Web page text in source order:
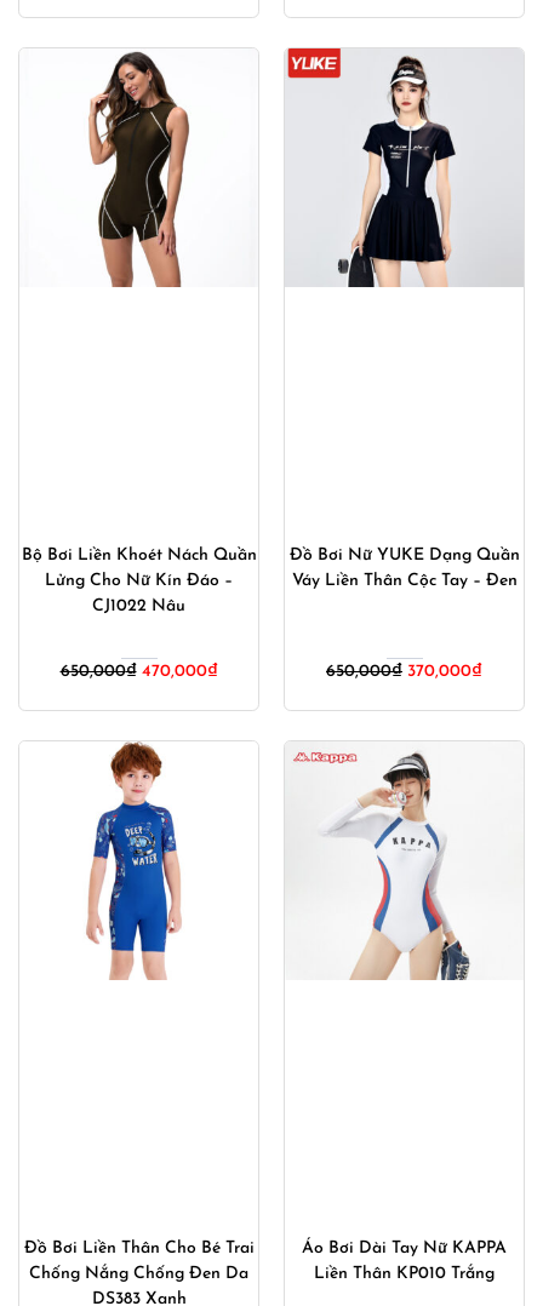
790,000₫.là:
550,000₫.
650,000₫.
Bộ Bơi Liền Khoét Nách Quần
Lửng Cho Nữ Kín Đáo –
CJ1022 Nâu
650,000₫ Giá
650,000₫.
470,000₫Giá
là:
Đồ Bơi Nữ YUKE Dạng Quần
Váy Liền Thân Cộc Tay – Đen
650,000₫ Giá
650,000₫.
370,000₫Giá
là:
Đồ Bơi Liền Thân Cho Bé Trai
Chống Nắng Chống Đen Da
DS383 Xanh
Áo Bơi Dài Tay Nữ KAPPA
Liền Thân KP010 Trắng